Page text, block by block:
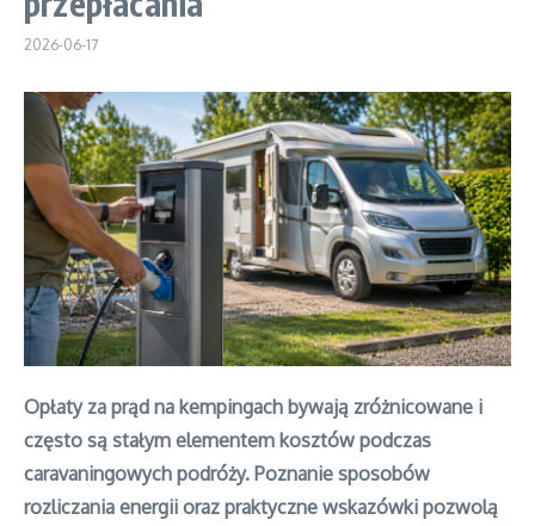
2026-06-17
Opłaty za prąd na kempingach bywają zróżnicowane i
często są stałym elementem kosztów podczas
caravaningowych podróży. Poznanie sposobów
rozliczania energii oraz praktyczne wskazówki pozwolą